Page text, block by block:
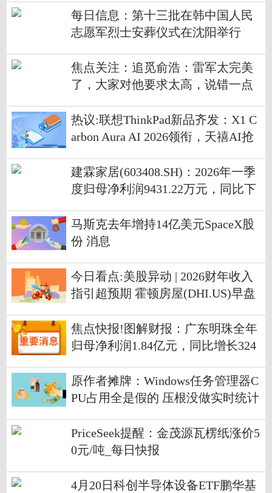
每日信息：第十三批在韩中国人民
志愿军烈士安葬仪式在沈阳举行
焦点关注：追觅俞浩：雷军太完美
了，大家对他要求太高，说错一点
热议:联想ThinkPad新品齐发：X1 C
arbon Aura AI 2026领衔，天禧AI抢
建霖家居(603408.SH)：2026年一季
度归母净利润9431.22万元，同比下
马斯克去年增持14亿美元SpaceX股
份 消息
今日看点:美股异动 | 2026财年收入
指引超预期 霍顿房屋(DHI.US)早盘
焦点快报!图解财报：广东明珠全年
归母净利润1.84亿元，同比增长324
原作者摊牌：Windows任务管理器C
PU占用全是假的 压根没做实时统计
PriceSeek提醒：金茂源瓦楞纸涨价5
0元/吨_每日快报
4月20日科创半导体设备ETF鹏华基